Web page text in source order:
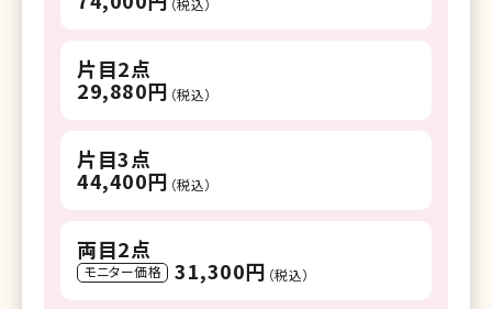
（税込）
片目2点
29,880円 （税込）
片目3点
44,400円 （税込）
両目2点
モニター価格 31,300円 （税込）